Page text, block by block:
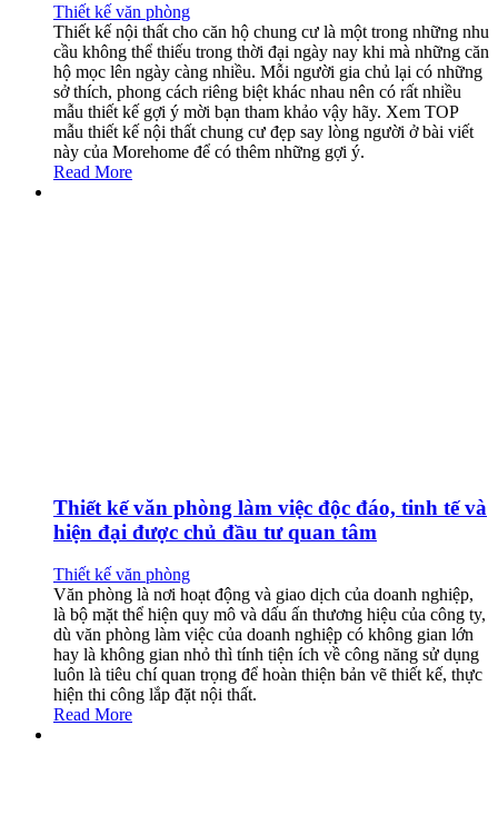
Thiết kế văn phòng
Thiết kế nội thất cho căn hộ chung cư là một trong những nhu
cầu không thể thiếu trong thời đại ngày nay khi mà những căn
hộ mọc lên ngày càng nhiều. Mỗi người gia chủ lại có những
sở thích, phong cách riêng biệt khác nhau nên có rất nhiều
mẫu thiết kế gợi ý mời bạn tham khảo vậy hãy. Xem TOP
mẫu thiết kế nội thất chung cư đẹp say lòng người ở bài viết
này của Morehome để có thêm những gợi ý.
Read More
Thiết kế văn phòng làm việc độc đáo, tinh tế và
hiện đại được chủ đầu tư quan tâm
Thiết kế văn phòng
Văn phòng là nơi hoạt động và giao dịch của doanh nghiệp,
là bộ mặt thể hiện quy mô và dấu ấn thương hiệu của công ty,
dù văn phòng làm việc của doanh nghiệp có không gian lớn
hay là không gian nhỏ thì tính tiện ích về công năng sử dụng
luôn là tiêu chí quan trọng để hoàn thiện bản vẽ thiết kế, thực
hiện thi công lắp đặt nội thất.
Read More